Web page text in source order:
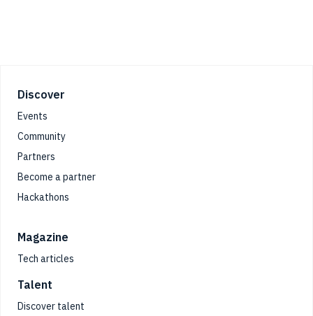
Footer
Discover
Events
Community
Partners
Become a partner
Hackathons
Magazine
Tech articles
Talent
Discover talent